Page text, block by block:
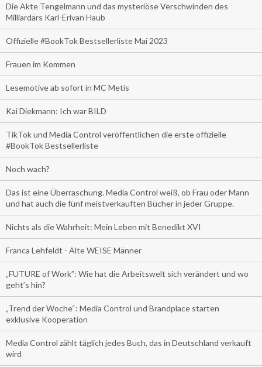
Die Akte Tengelmann und das mysteriöse Verschwinden des
Milliardärs Karl-Erivan Haub
Offizielle #BookTok Bestsellerliste Mai 2023
Frauen im Kommen
Lesemotive ab sofort in MC Metis
Kai Diekmann: Ich war BILD
TikTok und Media Control veröffentlichen die erste offizielle
#BookTok Bestsellerliste
Noch wach?
Das ist eine Überraschung. Media Control weiß, ob Frau oder Mann
und hat auch die fünf meistverkauften Bücher in jeder Gruppe.
Nichts als die Wahrheit: Mein Leben mit Benedikt XVI
Franca Lehfeldt - Alte WEISE Männer
„FUTURE of Work”: Wie hat die Arbeitswelt sich verändert und wo
geht’s hin?
„Trend der Woche“: Media Control und Brandplace starten
exklusive Kooperation
Media Control zählt täglich jedes Buch, das in Deutschland verkauft
wird